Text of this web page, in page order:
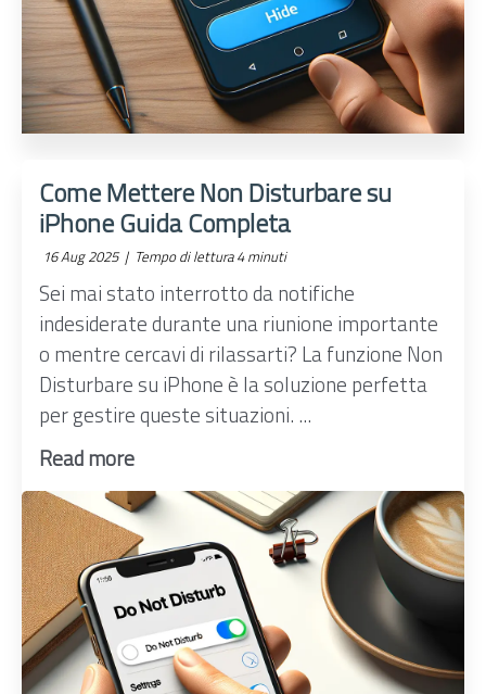
Come Mettere Non Disturbare su
iPhone Guida Completa
16 Aug 2025 | Tempo di lettura 4 minuti
Sei mai stato interrotto da notifiche
indesiderate durante una riunione importante
o mentre cercavi di rilassarti? La funzione Non
Disturbare su iPhone è la soluzione perfetta
per gestire queste situazioni. ...
Read more